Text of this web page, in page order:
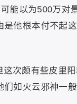
能以为500万对
他根本付不起
次颇有些皮里
如火云邪神一